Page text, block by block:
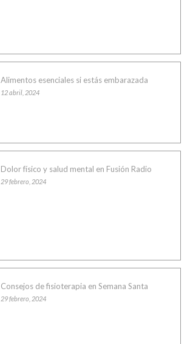
Alimentos esenciales si estás embarazada
12 abril, 2024
Dolor físico y salud mental en Fusión Radio
29 febrero, 2024
Consejos de fisioterapia en Semana Santa
29 febrero, 2024